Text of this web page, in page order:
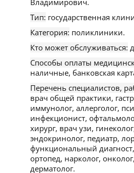
Владимирович.
Тип: государственная
Категория: поликлиники.
Кто может обслуживаться:
Способы оплаты
наличные, банковская
Перечень специалистов,
врач общей практики,
иммунолог, аллерголог,
инфекционист,
хирург, врач узи,
эндокринолог, педиатр,
функциональный
ортопед, нарколог,
дерматолог.